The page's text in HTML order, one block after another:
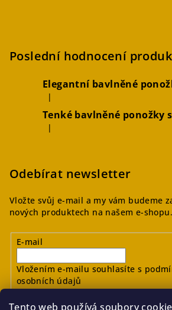
Tento web používá soubory
Poslední hodnocení
Hodnocení produktu je 5 z 5
|
Hodnocení produktu je 4 z 5
|
Odebírat newsletter
Vložte svůj e-mail a my vám budeme
nových produktech na našem e-shopu.
E-mail
Vložením e-mailu souhlasíte s
osobních údajů